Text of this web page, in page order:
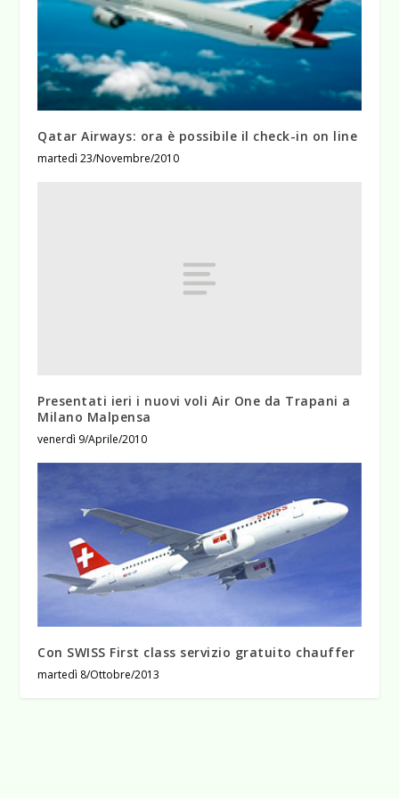
Qatar Airways: ora è possibile il check-in on line
martedì 23/Novembre/2010
Presentati ieri i nuovi voli Air One da Trapani a
Milano Malpensa
venerdì 9/Aprile/2010
Con SWISS First class servizio gratuito chauffer
martedì 8/Ottobre/2013